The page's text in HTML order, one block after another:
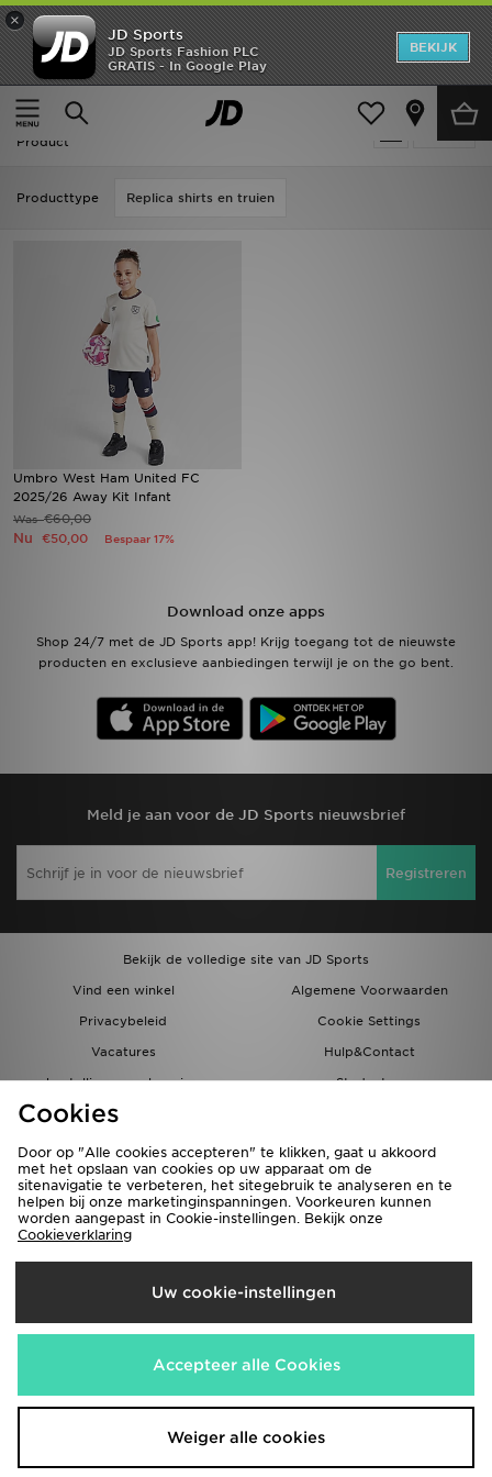
×
JD Sports
JD Sports Fashion PLC
GRATIS - In Google Play
BEKIJK
Thuis
Sale | Umbro
Sale | Umbro
Product
Producttype Replica shirts en truien
Umbro West Ham United FC
2025/26 Away Kit Infant
Was€60,00
Nu €50,00 Bespaar 17%
Download onze apps
Shop 24/7 met de JD Sports app! Krijg toegang tot de nieuwste
producten en exclusieve aanbiedingen terwijl je on the go bent.
Meld je aan voor de JD Sports nieuwsbrief
Registreren
Bekijk de volledige site van JD Sports
Vind een winkel
Algemene Voorwaarden
Privacybeleid
Cookie Settings
Vacatures
Hulp&Contact
bestellingen en levering
Studenten
Partnerprogramma
Verzenden Naar
Nederland
Wij accepteren de volgende betaalmethoden
Bezoek onze bedrijfswebsite www.jdplc.com
New In
Heren
Dames
Download de app
Winkel Zoeken
Mijn JD
Klantenservice
Cookies
Door op "Alle cookies accepteren" te klikken, gaat u akkoord
met het opslaan van cookies op uw apparaat om de
sitenavigatie te verbeteren, het sitegebruik te analyseren en te
helpen bij onze marketinginspanningen. Voorkeuren kunnen
worden aangepast in Cookie-instellingen. Bekijk onze
Cookieverklaring
Uw cookie-instellingen
Accepteer alle Cookies
Weiger alle cookies